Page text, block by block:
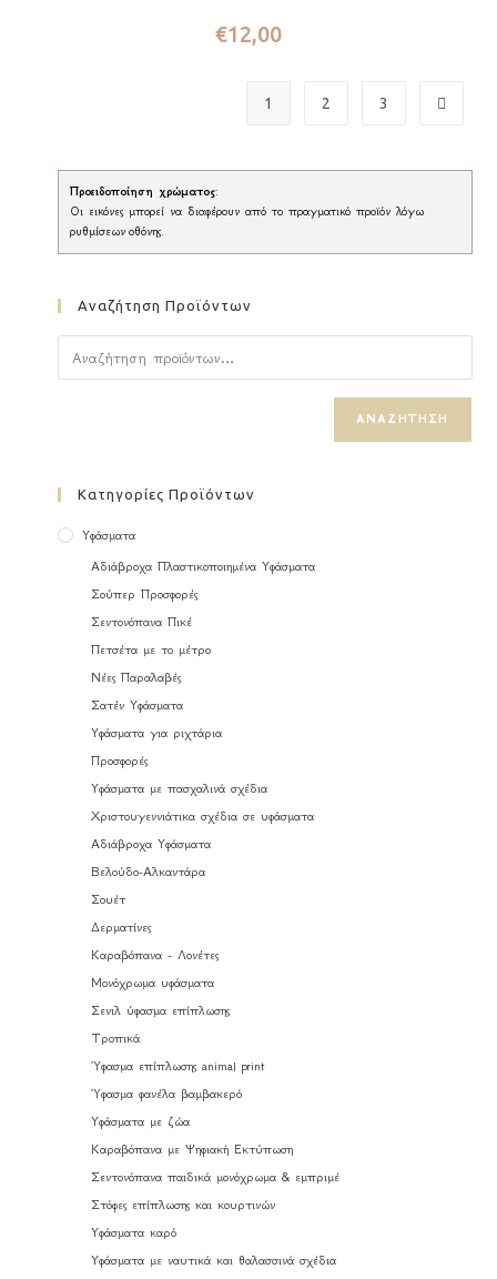
€12,00
1 2 3
Προειδοποίηση χρώματος:
Οι εικόνες μπορεί να διαφέρουν από το πραγματικό προϊόν λόγω
ρυθμίσεων οθόνης.
Αναζήτηση Προϊόντων
ΑΝΑΖΉΤΗΣΗ
Κατηγορίες Προϊόντων
Υφάσματα
Αδιάβροχα Πλαστικοποιημένα Υφάσματα
Σούπερ Προσφορές
Σεντονόπανα Πικέ
Πετσέτα με το μέτρο
Νέες Παραλαβές
Σατέν Υφάσματα
Υφάσματα για ριχτάρια
Προσφορές
Υφάσματα με πασχαλινά σχέδια
Χριστουγεννιάτικα σχέδια σε υφάσματα
Αδιάβροχα Υφάσματα
Βελούδο-Αλκαντάρα
Σουέτ
Δερματίνες
Καραβόπανα - Λονέτες
Μονόχρωμα υφάσματα
Σενιλ ύφασμα επίπλωσης
Τροπικά
Ύφασμα επίπλωσης animal print
Ύφασμα φανέλα βαμβακερό
Υφάσματα με ζώα
Καραβόπανα με Ψηφιακή Εκτύπωση
Σεντονόπανα παιδικά μονόχρωμα & εμπριμέ
Στόφες επίπλωσης και κουρτινών
Υφάσματα καρό
Υφάσματα με ναυτικά και θαλασσινά σχέδια